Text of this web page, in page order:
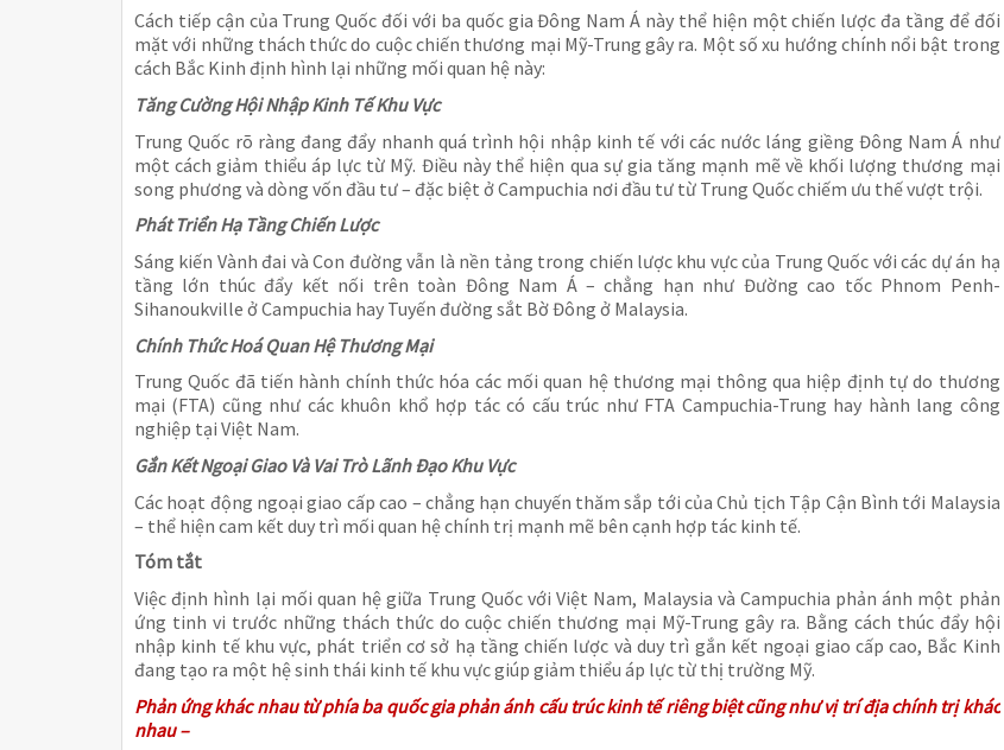
Cách tiếp cận của Trung Quốc đối với ba quốc gia Đông Nam Á này thể hiện một chiến lược đa tầng để đối
mặt với những thách thức do cuộc chiến thương mại Mỹ-Trung gây ra. Một số xu hướng chính nổi bật trong
cách Bắc Kinh định hình lại những mối quan hệ này:
Tăng Cường Hội Nhập Kinh Tế Khu Vực
Trung Quốc rõ ràng đang đẩy nhanh quá trình hội nhập kinh tế với các nước láng giềng Đông Nam Á như
một cách giảm thiểu áp lực từ Mỹ. Điều này thể hiện qua sự gia tăng mạnh mẽ về khối lượng thương mại
song phương và dòng vốn đầu tư – đặc biệt ở Campuchia nơi đầu tư từ Trung Quốc chiếm ưu thế vượt trội.
Phát Triển Hạ Tầng Chiến Lược
Sáng kiến Vành đai và Con đường vẫn là nền tảng trong chiến lược khu vực của Trung Quốc với các dự án hạ
tầng lớn thúc đẩy kết nối trên toàn Đông Nam Á – chẳng hạn như Đường cao tốc Phnom Penh-
Sihanoukville ở Campuchia hay Tuyến đường sắt Bờ Đông ở Malaysia.
Chính Thức Hoá Quan Hệ Thương Mại
Trung Quốc đã tiến hành chính thức hóa các mối quan hệ thương mại thông qua hiệp định tự do thương
mại (FTA) cũng như các khuôn khổ hợp tác có cấu trúc như FTA Campuchia-Trung hay hành lang công
nghiệp tại Việt Nam.
Gắn Kết Ngoại Giao Và Vai Trò Lãnh Đạo Khu Vực
Các hoạt động ngoại giao cấp cao – chẳng hạn chuyến thăm sắp tới của Chủ tịch Tập Cận Bình tới Malaysia
– thể hiện cam kết duy trì mối quan hệ chính trị mạnh mẽ bên cạnh hợp tác kinh tế.
Tóm tắt
Việc định hình lại mối quan hệ giữa Trung Quốc với Việt Nam, Malaysia và Campuchia phản ánh một phản
ứng tinh vi trước những thách thức do cuộc chiến thương mại Mỹ-Trung gây ra. Bằng cách thúc đẩy hội
nhập kinh tế khu vực, phát triển cơ sở hạ tầng chiến lược và duy trì gắn kết ngoại giao cấp cao, Bắc Kinh
đang tạo ra một hệ sinh thái kinh tế khu vực giúp giảm thiểu áp lực từ thị trường Mỹ.
Phản ứng khác nhau từ phía ba quốc gia phản ánh cấu trúc kinh tế riêng biệt cũng như vị trí địa chính trị khác
nhau –